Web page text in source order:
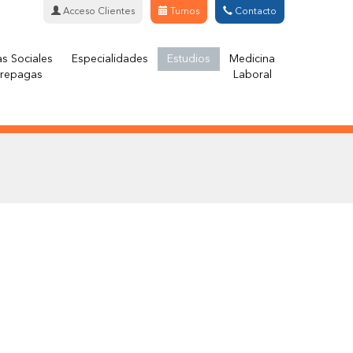
Acceso Clientes Turnos Contacto
Sociales
Especialidades Estudios
Medicina
Laboral